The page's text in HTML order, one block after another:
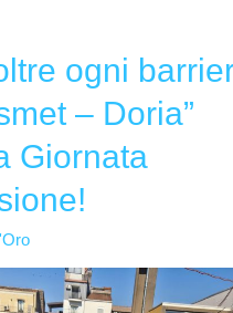
ogni
– Doria”
Giornata